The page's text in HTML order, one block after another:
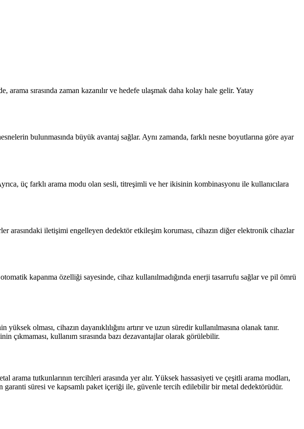
sırasında zaman kazanılır ve hedefe ulaşmak daha kolay hale gelir. Yatay
bulunmasında büyük avantaj sağlar. Aynı zamanda, farklı nesne boyutlarına göre ayar
üç farklı arama modu olan sesli, titreşimli ve her ikisinin kombinasyonu ile kullanıcılara
arasındaki iletişimi engelleyen dedektör etkileşim koruması, cihazın diğer elektronik cihazlar
kapanma özelliği sayesinde, cihaz kullanılmadığında enerji tasarrufu sağlar ve pil ömrü
olması, cihazın dayanıklılığını artırır ve uzun süredir kullanılmasına olanak tanır.
çıkmaması, kullanım sırasında bazı dezavantajlar olarak görülebilir.
arama tutkunlarının tercihleri arasında yer alır. Yüksek hassasiyeti ve çeşitli arama modları,
garanti süresi ve kapsamlı paket içeriği ile, güvenle tercih edilebilir bir metal dedektörüdür.